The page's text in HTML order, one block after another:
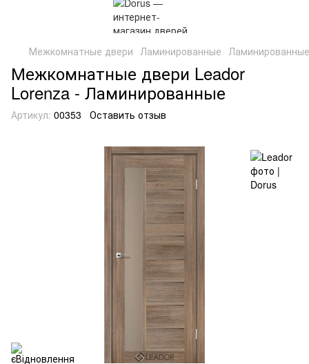
Межкомнатные двери Ламинированные
Межкомнатные двери Leador
Lorenza - Ламинированные
Артикул: 00353 Оставить отзыв